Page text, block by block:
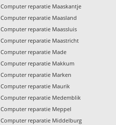
Computer reparatie Maaskantje
Computer reparatie Maasland
Computer reparatie Maassluis
Computer reparatie Maastricht
Computer reparatie Made
Computer reparatie Makkum
Computer reparatie Marken
Computer reparatie Maurik
Computer reparatie Medemblik
Computer reparatie Meppel
Computer reparatie Middelburg